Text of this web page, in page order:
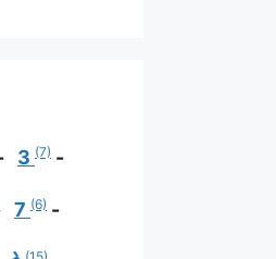
3 (7)
7 (6)
(15)